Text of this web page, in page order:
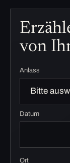
von
Anlass
Datum
Ort